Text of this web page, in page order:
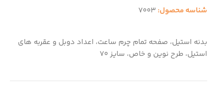
شناسه محصول: 7003
بدنه استیل، صفحه تمام چرم ساعت، اعداد دوبل و عقربه های
استیل، طرح نوین و خاص، سایز 70